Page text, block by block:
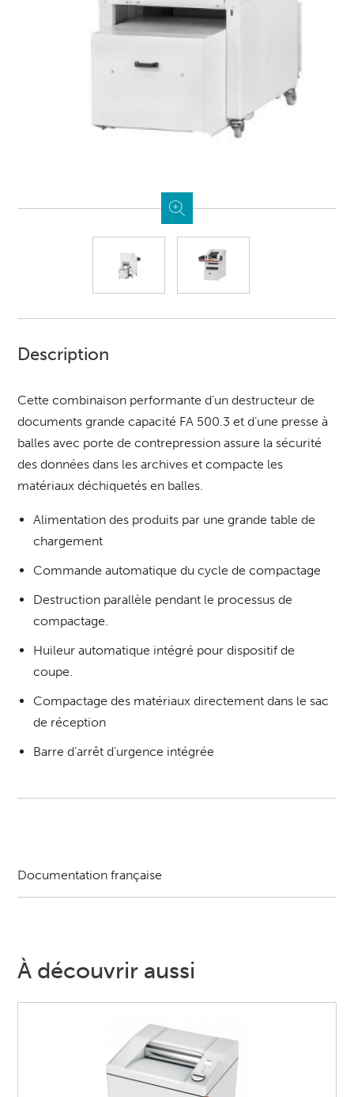
Description
Cette combinaison performante d’un destructeur de
documents grande capacité FA 500.3 et d’une presse à
balles avec porte de contrepression assure la sécurité
des données dans les archives et compacte les
matériaux déchiquetés en balles.
Alimentation des produits par une grande table de
chargement
Commande automatique du cycle de compactage
Destruction parallèle pendant le processus de
compactage.
Huileur automatique intégré pour dispositif de
coupe.
Compactage des matériaux directement dans le sac
de réception
Barre d’arrêt d’urgence intégrée
Documentation française
À découvrir aussi